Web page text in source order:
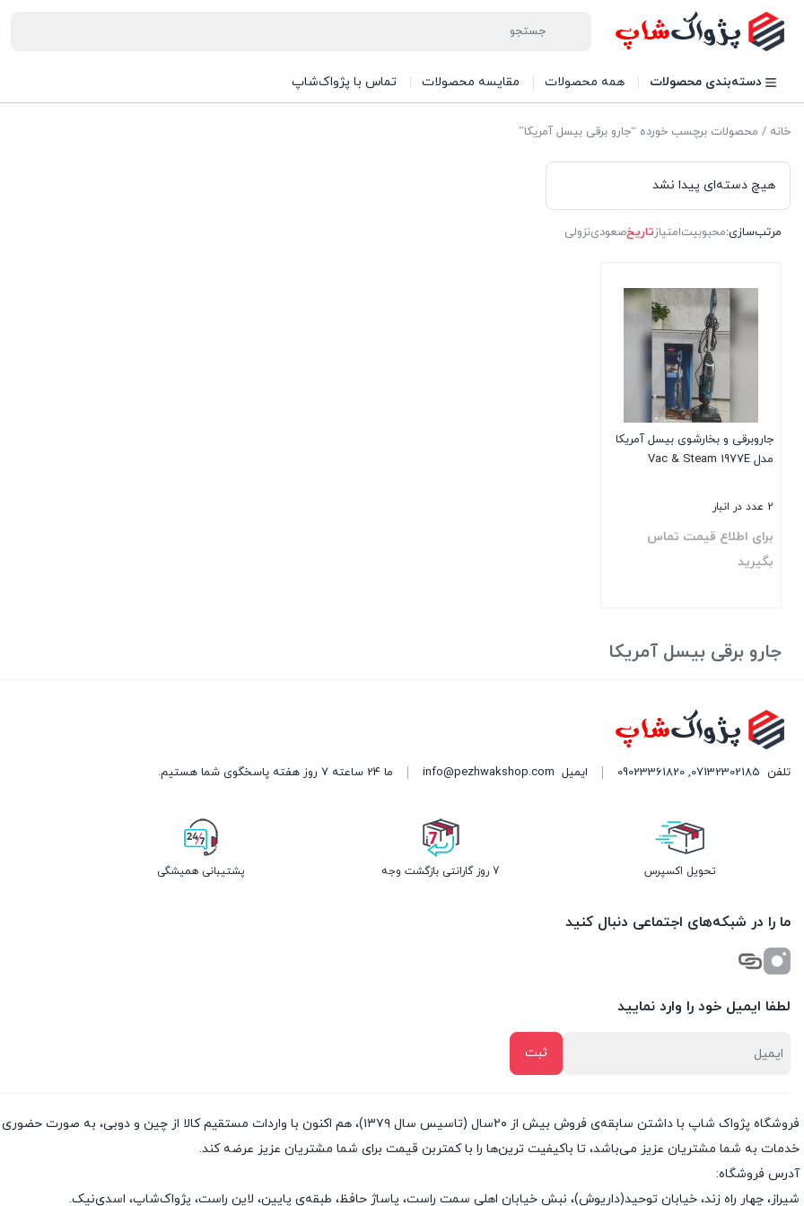
دسته‌بندی محصولات همه محصولات مقایسه محصولات تماس با پژواک‌شاپ
خانه / محصولات برچسب خورده “جارو برقی بیسل آمریکا”
هیچ دسته‌ای پیدا نشد
مرتب‌سازی:محبوبیتامتیازتاریخصعودینزولی
جاروبرقی و بخارشوی بیسل آمریکا
مدل Vac & Steam 1977E
2 عدد در انبار
برای اطلاع قیمت تماس
بگیرید
جارو برقی بیسل آمریکا
تلفن 07132302185
,
09023361820 ایمیل info@pezhwakshop.com ما 24 ساعته 7 روز هفته پاسخگوی شما هستیم.
تحویل اکسپرس 7 روز گارانتی بازگشت وجه پشتیبانی همیشگی
ما را در شبکه‌های اجتماعی دنبال کنید
لطفا ایمیل خود را وارد نمایید
فروشگاه پژواک شاپ با داشتن سابقه‌ی فروش بیش از ۲۰سال (تاسیس سال ۱۳۷۹)، هم اکنون با واردات
خدمات به شما مشتریان عزیز می‌باشد، تا باکیفیت ترین‌ها را با کمتربن قیمت برای شما مشتریان عزیز عرضه کند.
آدرس فروشگاه:
شیراز، چهار راه زند، خیابان توحید(داریوش)، نبش خیابان اهلی سمت راست، پاساژ حافظ، طبقه‌ی پایین، لاین راست، پژواک‌شاپ، اسدی‌نیک.